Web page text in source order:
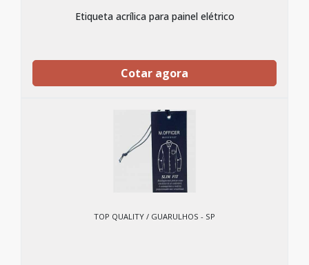
Etiqueta acrílica para painel elétrico
Cotar agora
TOP QUALITY / GUARULHOS - SP